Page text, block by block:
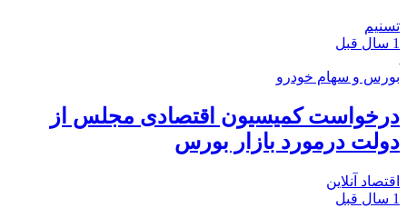
تسنیم
1 سال قبل
بورس و سهام خودرو
درخواست کمیسیون اقتصادی مجلس از
دولت درمورد بازار بورس
اقتصاد آنلاین
1 سال قبل